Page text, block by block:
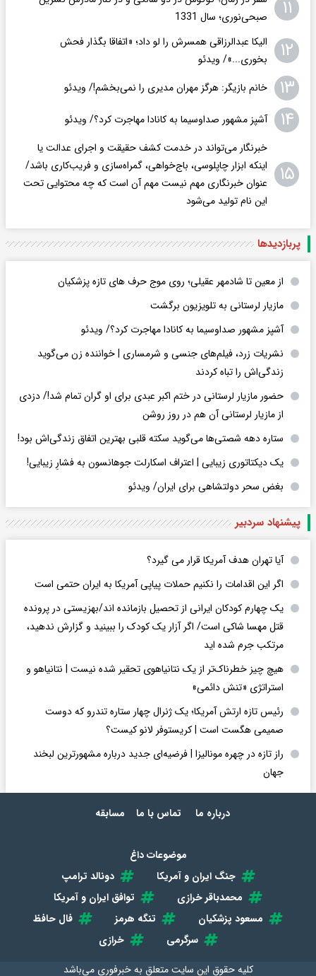
۱۱
صبحی‌نوری؛ سال 1331
۱۲
الیکا عبدالرزاقی همسرش را لو داد؛ «اتفاقا بگذار فحش
بخوری...»/ ویدئو
۱۳ خانم بازیگر: هرگز مهران مدیری را نمی‌بخشم!/ ویدئو
۱۴ آشپز مشهور صداوسیما به کانادا مهاجرت کرد؟/ ویدئو
۱۵
خبرنگار می‌تواند در خدمت کشف حقیقت و اجرای عدالت یا
اینکه ابزار چاپلوسی، باج‌خواهی، گمراه‌سازی و فریب‌کاری باشد/
عنوان خبرنگاری مهم نیست مهم آن است که چه محتوایی تحت
این نام تولید می‌شود
پربازدید‌ها
از معین تا شادمهر عقیلی؛ روی موج حرف های تازه پزشکیان
مازیار لرستانی به تلویزیون برگشت
آشپز مشهور صداوسیما به کانادا مهاجرت کرد؟/ ویدئو
نشریات زرد، فیلم‌های جنسی و شرمساری | خواننده زن می‌گوید
زندگی‌اش را تباه کردند
حضور مازیار لرستانی در ختم اکبر عبدی برای او گران تمام شد!/ دزدی
از مازیار لرستانی آن هم در روز روشن
ستاره دهه شصتی‌ها می‌گوید سکته قلبی بهترین اتفاق زندگی‌اش بود!
یک دیکتاتوری زیبایی | اعتراف اسکارلت جوهانسون به فشارِ زیبایی!
بغض سحر دولتشاهی برای ایران/ ویدئو
پیشنهاد سردبیر
آیا تهران هدف آمریکا قرار می گیرد؟
اگر این اقدامات را نکنیم حملات پیاپی آمریکا به ایران حتمی است
یک چهارم کودکان ایرانی از تحصیل بازمانده اند/بهزیستی در پرونده
قتل مهسا شاکی است/ اگر آزار یک کودک را ببینید و گزارش ندهید،
مرتکب جرم شده اید
هیچ چیز خطرناک‌تر از یک نتانیاهوی تحقیر شده نیست | نتانیاهو و
استراتژی «تنش دائمی»
رئیس تازه ارتش آمریکا؛ یک ژنرال چهار ستاره تندرو که دوست
صمیمی هگست است | کریستوفر لانو کیست؟
راز تازه در چهره مونالیزا | فرضیه‌ای جدید درباره مشهورترین لبخند
جهان
درباره ما تماس با ما مسابقه
موضوعات داغ
جنگ ایران و آمریکا
دونالد ترامپ
محمدباقر خرازی
توافق ایران و آمریکا
مسعود پزشکیان
تنگه هرمز
فال حافظ
سرگرمی
خرازی
کلیه حقوق این سایت متعلق بهخبرفوری می‌باشد